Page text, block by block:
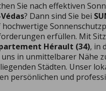
Sie nach effektiven
? Dann sind Sie bei
hochwertige
erfüllen. Mit
Hérault (34), in
in unmittelbarer Nähe
Städten. Unser
persönlichen und